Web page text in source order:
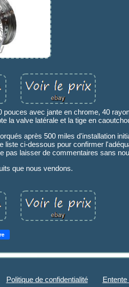
avec jante en chrome, 40
la valve latérale et la tige en
après 500 miles d'installation
ci-dessous pour confirmer
pas laisser de commentaires sans
que nous vendons.
Politique de confidentialité Entente